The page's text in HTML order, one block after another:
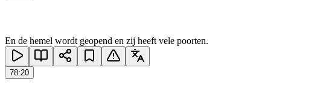
En de hemel wordt geopend en zij heeft vele poorten.
78:20